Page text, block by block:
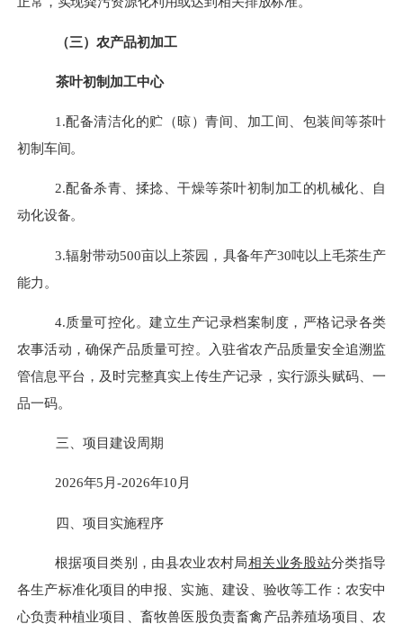
（三）农产品初加工
茶叶初制加工中心
1.配备清洁化的贮（晾）青间、加工间、包装间等茶叶
初制车间。
2.配备杀青、揉捻、干燥等茶叶初制加工的机械化、自
动化设备。
3.辐射带动500亩以上茶园，具备年产30吨以上毛茶生产
能力。
4.质量可控化。建立生产记录档案制度，严格记录各类
农事活动，确保产品质量可控。入驻省农产品质量安全追溯监
管信息平台，及时完整真实上传生产记录，实行源头赋码、一
品一码。
三、项目建设周期
2026年5 月-2026年10 月
四、 项目实施程序
根据项目类别，由县农业农村局相关业务股站分类指导
各生产标准化项目的申报、实施、建设、验收等工作： 农安中
心负责种植业项目、畜牧兽医股负责畜禽产品养殖场项目、农